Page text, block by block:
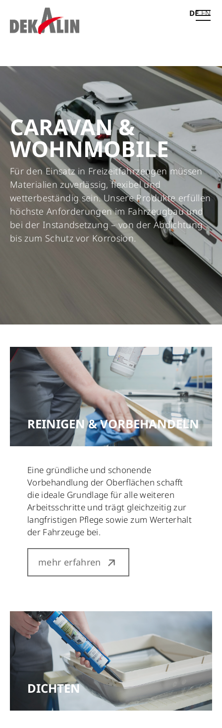
DE EN
CARAVAN &
WOHNMOBILE
Für den Einsatz in Freizeitfahrzeugen müssen
Materialien zuverlässig, flexibel und
wetterbeständig sein. Unsere Produkte erfüllen
höchste Anforderungen im Fahrzeugbau und
bei der Instandsetzung – von der Abdichtung
bis zum Schutz vor Korrosion.
REINIGEN & VORBEHANDELN
Eine gründliche und schonende
Vorbehandlung der Oberflächen schafft
die ideale Grundlage für alle weiteren
Arbeitsschritte und trägt gleichzeitig zur
langfristigen Pflege sowie zum Werterhalt
der Fahrzeuge bei.
mehr erfahren
DICHTEN